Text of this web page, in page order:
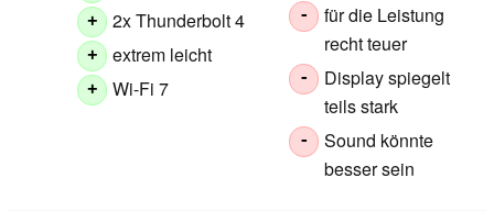
+ 2x Thunderbolt 4
+ extrem leicht
+ Wi-Fi 7
-
für die Leistung
recht teuer
-
Display spiegelt
teils stark
-
Sound könnte
besser sein